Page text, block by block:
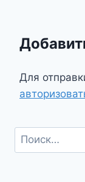
Для
Найти: